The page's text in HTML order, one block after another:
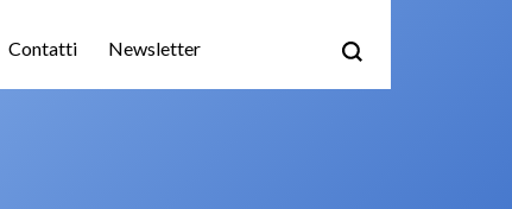
Contatti Newsletter